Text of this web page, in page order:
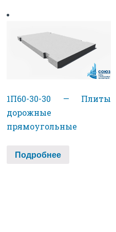
1П60-30-30 — Плиты
дорожные
прямоугольные
Подробнее